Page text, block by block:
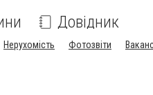
Довідник
Нерухомість Фотозвіти